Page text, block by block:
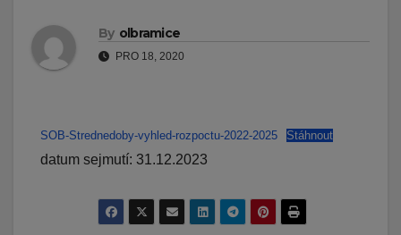
By olbramice
PRO 18, 2020
SOB-Strednedoby-vyhled-rozpoctu-2022-2025 Stáhnout
datum sejmutí: 31.12.2023